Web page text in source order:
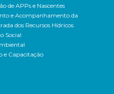
de APPs e Nascentes
e Acompanhamento da
dos Recursos Hídricos
Social
e Capacitação